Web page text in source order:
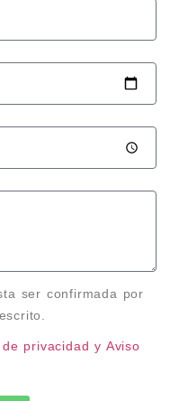
ser confirmada por
privacidad y Aviso